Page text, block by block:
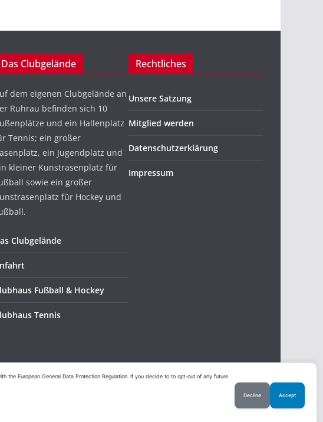
Das Clubgelände
dem eigenen Clubgelände an
Ruhrau befinden sich 10
und ein Hallenplatz
Tennis; ein großer
ein Jugendplatz und
kleiner Kunstrasenplatz für
sowie ein großer
für Hockey und
Clubgelände
Fußball & Hockey
Tennis
Rechtliches
Unsere Satzung
Mitglied werden
Datenschutzerklärung
Impressum
European General Data Protection Regulation. If you decide to to opt-out of any future
Decline Accept